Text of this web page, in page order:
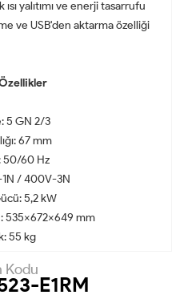
yalıtımı ve enerji tasarrufu
ve USB'den aktarma özelliği
5 GN 2/3
67 mm
50/60 Hz
/ 400V-3N
5,2 kW
535x672x649 mm
55 kg
Kodu
E1RM